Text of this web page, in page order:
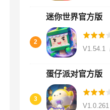
迷你世界官方版
2
V1.54.1
蛋仔派对官方版
3
V1.0.261